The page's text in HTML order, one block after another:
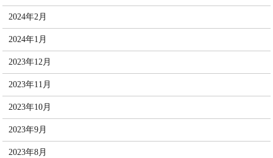
2024年2月
2024年1月
2023年12月
2023年11月
2023年10月
2023年9月
2023年8月